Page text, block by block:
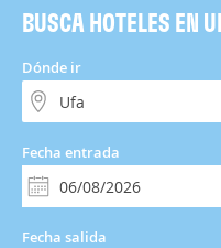
BUSCA HOTELES EN
Dónde ir
Fecha entrada
Fecha salida